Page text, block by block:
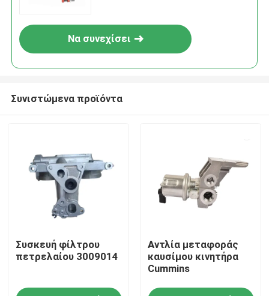
Να συνεχίσει
Συνιστώμενα προϊόντα
Συσκευή φίλτρου
πετρελαίου 3009014
Αντλία μεταφοράς
καυσίμου κινητήρα
Cummins